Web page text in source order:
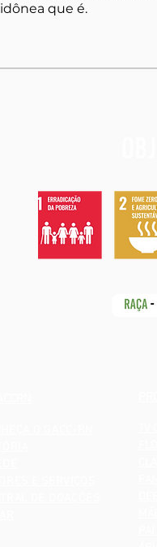
idônea que é.